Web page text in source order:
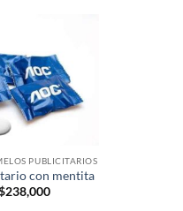
PUBLICITARIOS
con mentita
238,000